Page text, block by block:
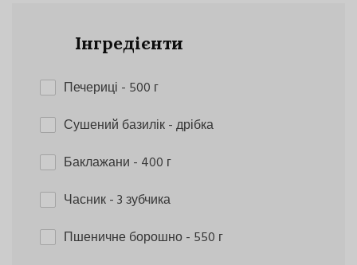
Інгредієнти
Печериці - 500 г
Сушений базилік- дрібка
Баклажани - 400 г
Часник- 3 зубчика
Пшеничне борошно- 550 г